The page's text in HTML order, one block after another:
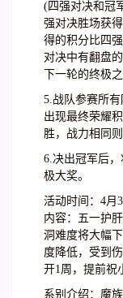
(四强对决和冠
强对决胜场获
得的积分比四
对决中有翻盘
下一轮的终极
5.战队参赛所
出现最终荣耀
胜，战力相同
6.决出冠军后
极大奖。
活动时间：4
内容：五一护
洞难度将大幅
度降低，受到
开1周，提前祝
系别介绍：魔